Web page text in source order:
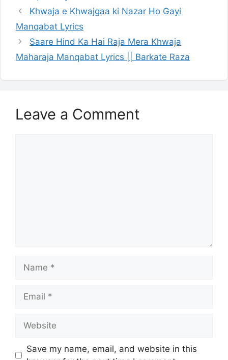
Khwaja e Khwajgaa ki Nazar Ho Gayi
Manqabat Lyrics
Saare Hind Ka Hai Raja Mera Khwaja
Maharaja Manqabat Lyrics || Barkate Raza
Leave a Comment
Save my name, email, and website in this